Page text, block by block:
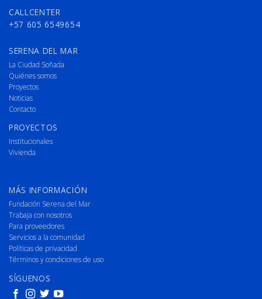
CALLCENTER
+57 605 6549654
SERENA DEL MAR
La Ciudad Soñada
Quiénes somos
Proyectos
Noticias
Contacto
PROYECTOS
Institucionales
Vivienda
MÁS INFORMACIÓN
Fundación Serena del Mar
Trabaja con nosotros
Para proveedores
Servicios a la comunidad
Políticas de privacidad
Términos y condiciones de uso
SÍGUENOS